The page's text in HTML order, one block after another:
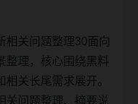
相关问题整理30面向
整理，核心围绕黑料
关长尾需求展开。
关问题整理、摘要说